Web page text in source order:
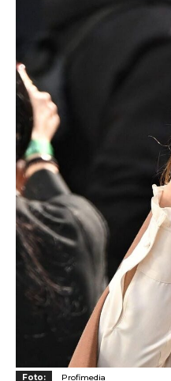
Foto: Profimedia